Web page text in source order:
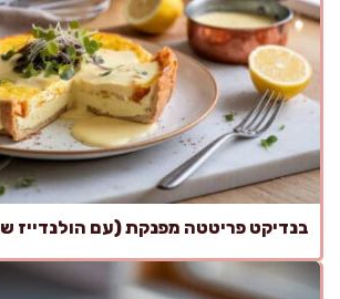
בנדיקט פריטטה מפנקת (עם הולנדייז